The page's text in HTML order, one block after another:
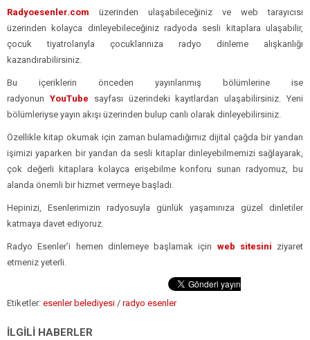
Radyoesenler.com üzerinden ulaşabileceğiniz ve web tarayıcısı
üzerinden kolayca dinleyebileceğiniz radyoda sesli kitaplara ulaşabilir,
çocuk tiyatrolarıyla çocuklarınıza radyo dinleme alışkanlığı
kazandırabilirsiniz.
Bu içeriklerin önceden yayınlanmış bölümlerine ise
radyonun YouTube sayfası üzerindeki kayıtlardan ulaşabilirsiniz. Yeni
bölümleriyse yayın akışı üzerinden bulup canlı olarak dinleyebilirsiniz.
Özellikle kitap okumak için zaman bulamadığımız dijital çağda bir yandan
işimizi yaparken bir yandan da sesli kitaplar dinleyebilmemizi sağlayarak,
çok değerli kitaplara kolayca erişebilme konforu sunan radyomuz, bu
alanda önemli bir hizmet vermeye başladı.
Hepinizi, Esenlerimizin radyosuyla günlük yaşamınıza güzel dinletiler
katmaya davet ediyoruz.
Radyo Esenler’i hemen dinlemeye başlamak için web sitesini ziyaret
etmeniz yeterli.
Etiketler: esenler belediyesi / radyo esenler
İLGİLİ HABERLER